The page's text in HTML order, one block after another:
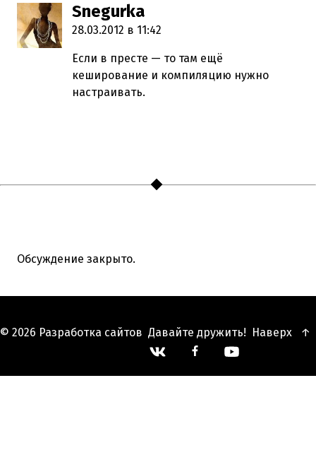
Snegurka
28.03.2012 в 11:42
Если в престе — то там ещё
кеширование и компиляцию нужно
настраивать.
Обсуждение закрыто.
© 2026 Разработка сайтов Давайте дружить! Наверх ↑